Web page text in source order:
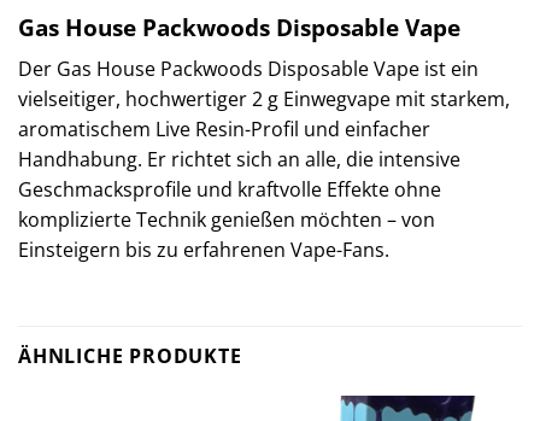
Gas House Packwoods Disposable Vape
Der Gas House Packwoods Disposable Vape ist ein
vielseitiger, hochwertiger 2 g Einwegvape mit starkem,
aromatischem Live Resin-Profil und einfacher
Handhabung. Er richtet sich an alle, die intensive
Geschmacksprofile und kraftvolle Effekte ohne
komplizierte Technik genießen möchten – von
Einsteigern bis zu erfahrenen Vape-Fans.
ÄHNLICHE PRODUKTE